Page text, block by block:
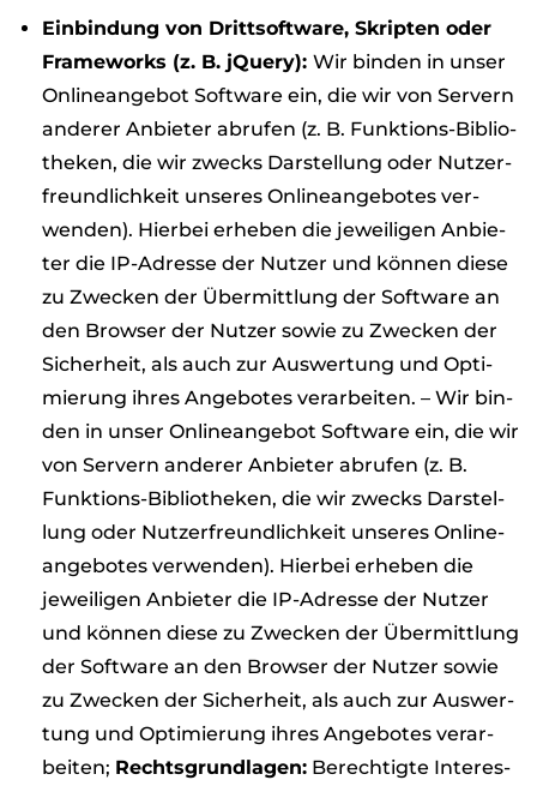
Ein­bin­dung von Dritts­oft­ware, Skrip­ten oder
Frame­works (z. B. jQuery): Wir bin­den in unser
Online­an­ge­bot Soft­ware ein, die wir von Ser­vern
ande­rer Anbie­ter abru­fen (z. B. Funk­ti­ons-Biblio­
the­ken, die wir zwecks Dar­stel­lung oder Nut­zer­
freund­lich­keit unse­res Online­an­ge­bo­tes ver­
wen­den). Hier­bei erhe­ben die jewei­li­gen Anbie­
ter die IP-Adresse der Nut­zer und kön­nen diese
zu Zwe­cken der Über­mitt­lung der Soft­ware an
den Brow­ser der Nut­zer sowie zu Zwe­cken der
Sicher­heit, als auch zur Aus­wer­tung und Opti­
mie­rung ihres Ange­bo­tes ver­ar­bei­ten. – Wir bin­
den in unser Online­an­ge­bot Soft­ware ein, die wir
von Ser­vern ande­rer Anbie­ter abru­fen (z. B.
Funk­ti­ons-Biblio­the­ken, die wir zwecks Dar­stel­
lung oder Nut­zer­freund­lich­keit unse­res Online­
an­ge­bo­tes ver­wen­den). Hier­bei erhe­ben die
jewei­li­gen Anbie­ter die IP-Adresse der Nut­zer
und kön­nen diese zu Zwe­cken der Über­mitt­lung
der Soft­ware an den Brow­ser der Nut­zer sowie
zu Zwe­cken der Sicher­heit, als auch zur Aus­wer­
tung und Opti­mie­rung ihres Ange­bo­tes ver­ar­
bei­ten; Rechts­grund­la­gen: Berech­tigte Inter­es­